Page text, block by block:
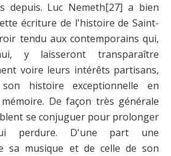
depuis. Luc Nemeth[27] a bien
écriture de l'histoire de Saint-
tendu aux contemporains qui,
y laisseront transparaître
voire leurs intérêts partisans,
histoire exceptionnelle en
De façon très générale
se conjuguer pour prolonger
perdure. D'une part une
sa musique et de celle de son